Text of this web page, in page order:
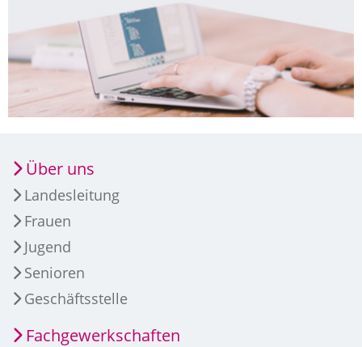
Über uns
Landesleitung
Frauen
Jugend
Senioren
Geschäftsstelle
Fachgewerkschaften